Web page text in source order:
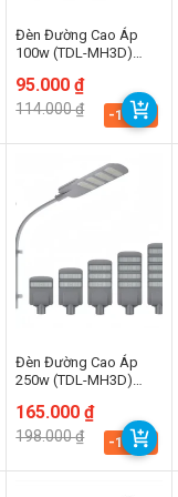
Đèn Đường Cao Áp
100w (TDL-MH3D)
114.000₫
Giá
gốc
là:
95.000₫
Giá
hiện
tại
95.000 ₫.
-16.7%
Đèn Đường Cao Áp
250w (TDL-MH3D)
198.000₫
Giá
gốc
là:
165.000₫
Giá
hiện
tại
165.000 ₫.
-16.7%